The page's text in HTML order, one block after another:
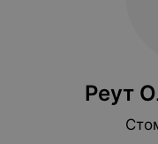
Реут